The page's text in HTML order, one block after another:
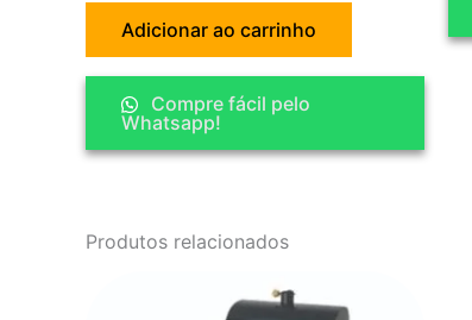
Adicionar ao carrinho
Compre fácil pelo
Whatsapp!
Produtos relacionados